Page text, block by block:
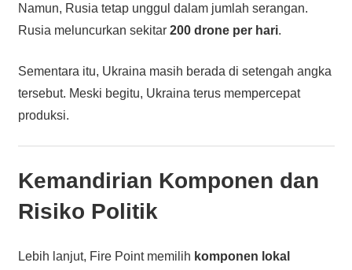
Namun, Rusia tetap unggul dalam jumlah serangan.
Rusia meluncurkan sekitar 200 drone per hari.
Sementara itu, Ukraina masih berada di setengah angka
tersebut. Meski begitu, Ukraina terus mempercepat
produksi.
Kemandirian Komponen dan
Risiko Politik
Lebih lanjut, Fire Point memilih komponen lokal